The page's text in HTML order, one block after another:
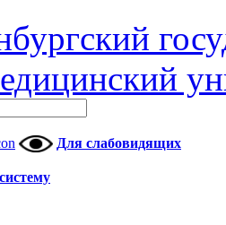
Для слабовидящих